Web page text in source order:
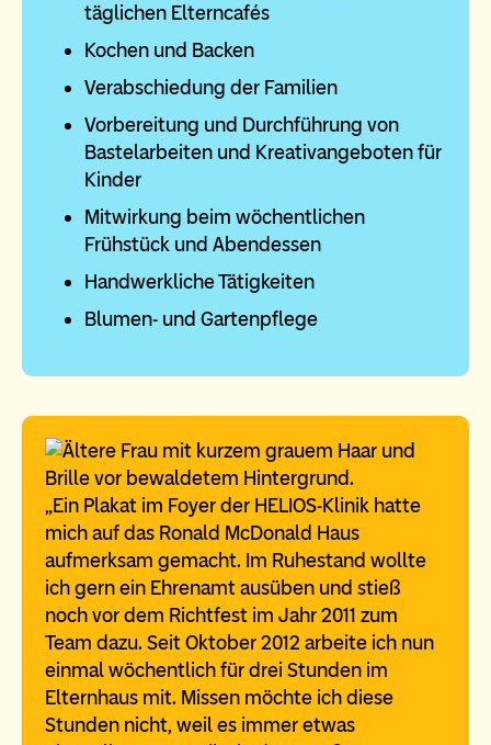
täglichen Elterncafés
Kochen und Backen
Verabschiedung der Familien
Vorbereitung und Durchführung von
Bastelarbeiten und Kreativangeboten für
Kinder
Mitwirkung beim wöchentlichen
Frühstück und Abendessen
Handwerkliche Tätigkeiten
Blumen- und Gartenpflege
„Ein Plakat im Foyer der HELIOS-Klinik hatte
mich auf das Ronald McDonald Haus
aufmerksam gemacht. Im Ruhestand wollte
ich gern ein Ehrenamt ausüben und stieß
noch vor dem Richtfest im Jahr 2011 zum
Team dazu. Seit Oktober 2012 arbeite ich nun
einmal wöchentlich für drei Stunden im
Elternhaus mit. Missen möchte ich diese
Stunden nicht, weil es immer etwas